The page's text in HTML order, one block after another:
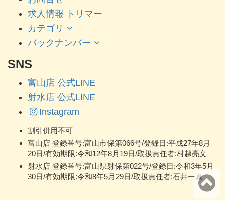
求人情報 トリマー
カテゴリ
バックナンバー
SNS
富山店 公式LINE
射水店 公式LINE
Instagram
割引併用不可
富山店 登録番号:富山市保第066号/登録日:平成27年8月
20日/有効期限:令和12年8月19日/取扱責任者:村越亮文
射水店 登録番号:富山県射保第022号/登録日:令和3年5月
30日/有効期限:令和8年5月29日/取扱責任者:石井一真